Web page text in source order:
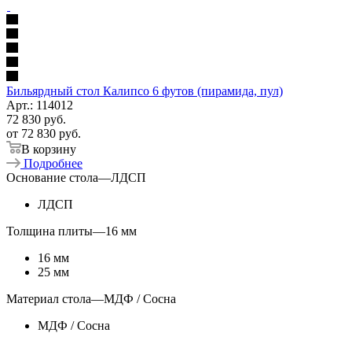
Бильярдный стол Калипсо 6 футов (пирамида, пул)
Арт.: 114012
72 830 руб.
от 72 830 руб.
В корзину
Подробнее
Основание стола—ЛДСП
ЛДСП
Толщина плиты—16 мм
16 мм
25 мм
Материал стола—МДФ / Сосна
МДФ / Сосна